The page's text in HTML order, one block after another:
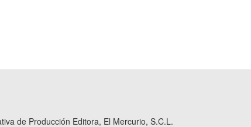
de Producción Editora, El Mercurio, S.C.L.